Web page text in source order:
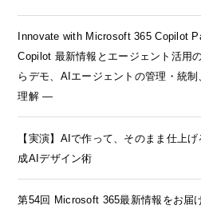
Innovate with Microsoft 365 Copilot
Copilot 最新情報とエージェント活用
らデモ、AIエージェントの管理・統
理解 ―
【実演】AIで作って、そのまま仕上
成AIデザイン術
第54回 Microsoft 365最新情報をお届